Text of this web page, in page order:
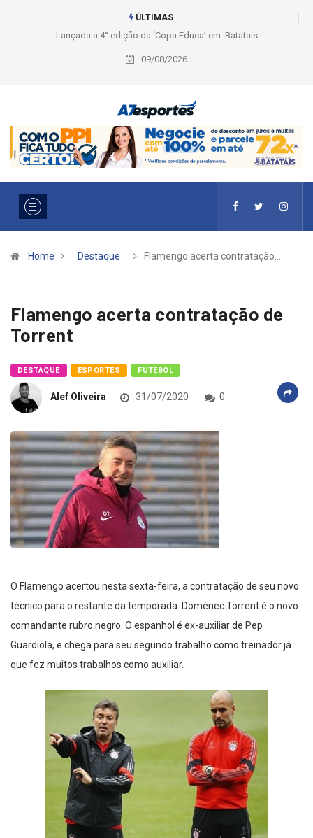
ÚLTIMAS
Liga 2026: Equipes rompem com a LABE na Série Ouro e entidade define
a 2° fase, times e formato
09/08/2026
Home Destaque Flamengo acerta contratação…
Flamengo acerta contratação de
Torrent
DESTAQUE ESPORTES FUTEBOL
Alef Oliveira 31/07/2020 0
O Flamengo acertou nesta sexta-feira, a contratação de seu novo
técnico para o restante da temporada. Domènec Torrent é o novo
comandante rubro negro. O espanhol é ex-auxiliar de Pep
Guardiola, e chega para seu segundo trabalho como treinador já
que fez muitos trabalhos como auxiliar.